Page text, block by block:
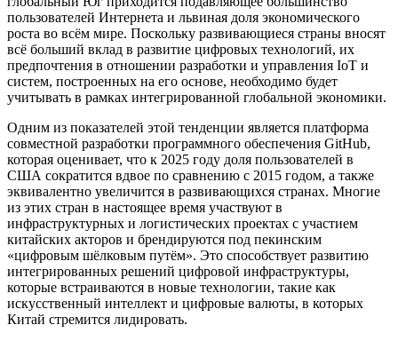
пользователей Интернета и львиная доля экономического
роста во всём мире. Поскольку развивающиеся страны вносят
всё больший вклад в развитие цифровых технологий, их
предпочтения в отношении разработки и управления IoT и
систем, построенных на его основе, необходимо будет
учитывать в рамках интегрированной глобальной экономики.
Одним из показателей этой тенденции является платформа
совместной разработки программного обеспечения GitHub,
которая оценивает, что к 2025 году доля пользователей в
США сократится вдвое по сравнению с 2015 годом, а также
эквивалентно увеличится в развивающихся странах. Многие
из этих стран в настоящее время участвуют в
инфраструктурных и логистических проектах с участием
китайских акторов и брендируются под пекинским
«цифровым шёлковым путём». Это способствует развитию
интегрированных решений цифровой инфраструктуры,
которые встраиваются в новые технологии, такие как
искусственный интеллект и цифровые валюты, в которых
Китай стремится лидировать.